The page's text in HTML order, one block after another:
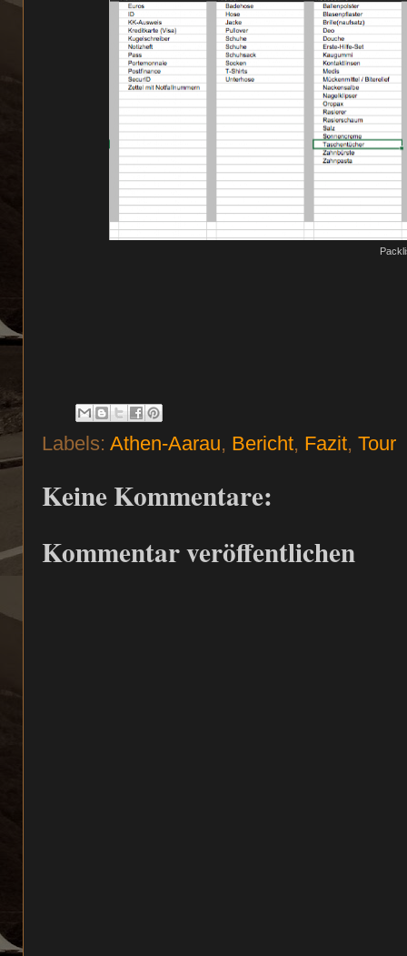
Labels: Athen-Aarau, Bericht, Fazit, Tour
Keine Kommentare:
Kommentar veröffentlichen